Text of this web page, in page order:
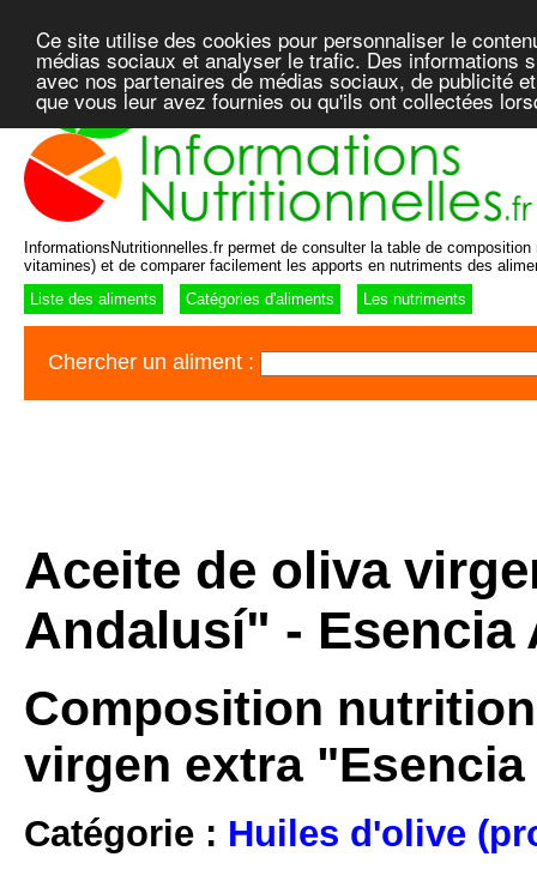
Ce site utilise des cookies pour personnaliser le
médias sociaux et analyser le trafic. Des informations
avec nos partenaires de médias sociaux, de publicité
que vous leur avez fournies ou qu'ils ont collectées
InformationsNutritionnelles.fr permet de consulter la table de
vitamines) et de comparer facilement les apports en nutriments des
Liste des aliments
Catégories d'aliments Les nutriments
Chercher un aliment :
Aceite de oliva
Andalusí" - Esencia
Composition
virgen extra
Catégorie : Huiles d'olive